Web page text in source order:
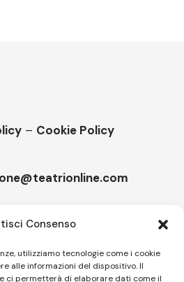
Consenso
utilizziamo tecnologie come i cookie
alle informazioni del dispositivo. Il
ci permetterà di elaborare dati come il
– Cookie Policy